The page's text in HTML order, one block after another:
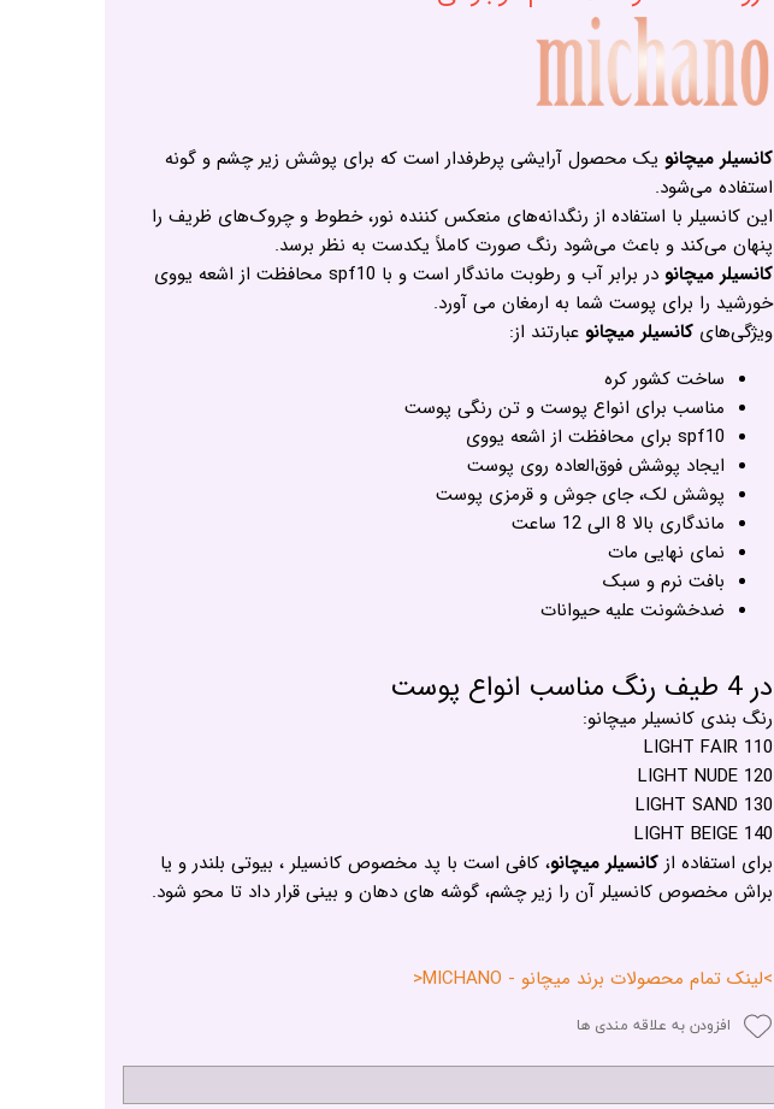
کانسیلر میچانو یک محصول آرایشی پرطرفدار است که برای پوشش زیر چشم و گونه
استفاده می‌شود.
این کانسیلر با استفاده از رنگدانه‌های منعکس کننده نور، خطوط و چروک‌های ظریف را
پنهان می‌کند و باعث می‌شود رنگ صورت کاملاً یکدست به نظر برسد.
کانسیلر میچانو
در برابر آب و رطوبت ماندگار است و با spf10 محافظت از اشعه یووی
خورشید را برای پوست شما به ارمغان می آورد.
ویژگی‌های کانسیلر میچانو عبارتند از:
ساخت کشور کره
مناسب برای انواع پوست و تن رنگی پوست
spf10 برای محافظت از اشعه یووی
ایجاد پوشش فوق‌العاده روی پوست
پوشش لک، جای جوش و قرمزی پوست
ماندگاری بالا 8 الی 12 ساعت
نمای نهایی مات
بافت نرم و سبک
ضدخشونت علیه حیوانات
در 4 طیف رنگ مناسب انواع پوست
رنگ بندی کانسیلر میچانو:
LIGHT FAIR 110
LIGHT NUDE 120
LIGHT SAND 130
LIGHT BEIGE 140
برای استفاده از کانسیلر میچانو، کافی است با پد مخصوص کانسیلر ، بیوتی بلندر و یا
براش مخصوص کانسیلر آن را زیر چشم، گوشه های دهان و بینی قرار داد تا محو شود.
>لینک تمام محصولات برند میچانو - MICHANO<
افزودن به علاقه مندی ها